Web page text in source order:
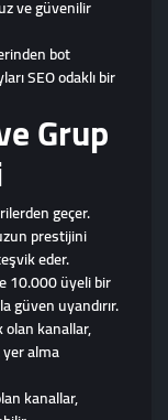
ve güvenilir
bot
SEO odaklı bir
Grup
geçer.
prestijini
eder.
10.000 üyeli bir
güven uyandırır.
olan kanallar,
alma
kanallar,